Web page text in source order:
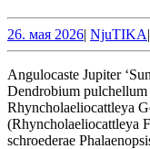
26. мая 202626.
мая
2026
| NjuTIKA|
Angulocaste Jupiter ‘Sunset’ (Lycaste Balliae x Angulocaste Apollo)
Dendrobium pulchellum
Rhyncholaeliocattleya
(Rhyncholaeliocattleya
schroederae